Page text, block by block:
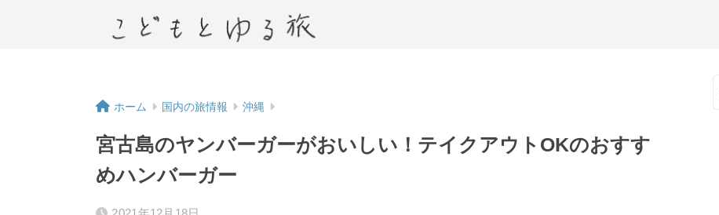
ホーム 国内の旅情報 沖縄
宮古島のヤンバーガーがおいしい！テイクアウトOKのおすす
めハンバーガー